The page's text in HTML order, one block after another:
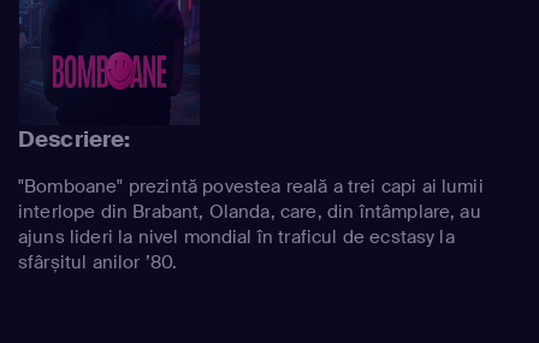
Descriere:
"Bomboane" prezintă povestea reală a trei capi ai lumii
interlope din Brabant, Olanda, care, din întâmplare, au
ajuns lideri la nivel mondial în traficul de ecstasy la
sfârșitul anilor ’80.